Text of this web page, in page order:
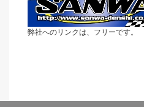
弊社へのリンクは、フリーです。